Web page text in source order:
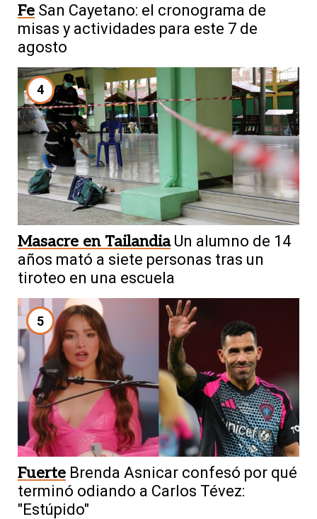
Fe San Cayetano: el cronograma de
misas y actividades para este 7 de
agosto
4
Masacre en Tailandia Un alumno de 14
años mató a siete personas tras un
tiroteo en una escuela
5
Fuerte Brenda Asnicar confesó por qué
terminó odiando a Carlos Tévez:
"Estúpido"